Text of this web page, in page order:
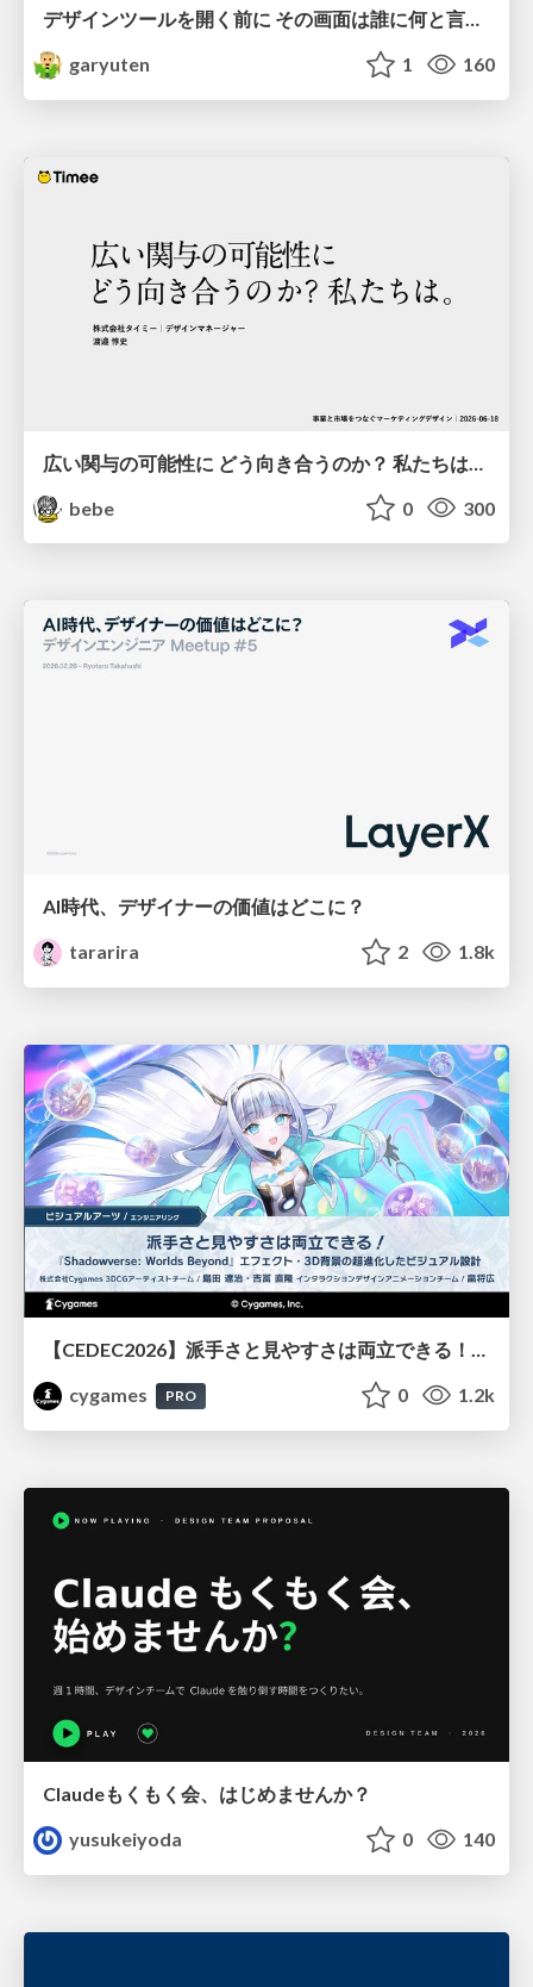
デザインツールを開く前に その画面は誰に何と言わせたい？受託UIデザイナーが顧客解像度を高める 「打ち合わせの場での確かめ方」
garyuten
1 160
bebe
0 300
AI時代、デザイナーの価値はどこに？
tararira
2 1.8k
【CEDEC2026】派手さと見やすさは両立できる！『Shadowverse: Worlds Beyond』エフェクト・3D背景の超進化したビジュアル設計
cygames
PRO 0 1.2k
Claudeもくもく会、はじめませんか？
yusukeiyoda
0 140